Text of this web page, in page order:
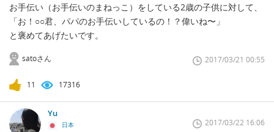
お手伝い（お手伝いのまねっこ）をしている2歳の子供に対して、
「お！○○君、パパのお手伝いしているの！？偉いね〜」
と褒めてあげたいです。
satoさん 2017/03/21 00:55
11 17316
Yu
日本 2017/03/22 16:06